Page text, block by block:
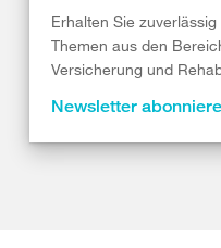
Erhalten Sie
Themen aus den
Versicherung und
Newsletter